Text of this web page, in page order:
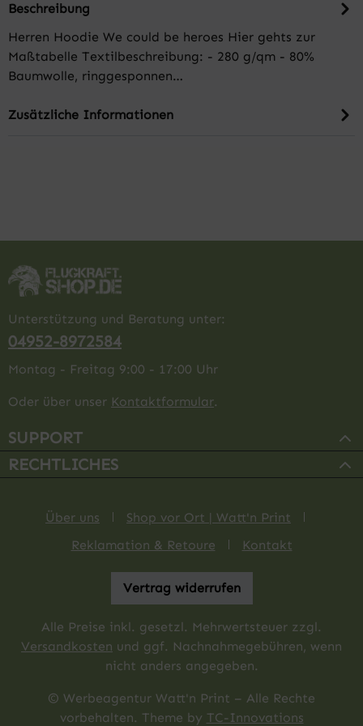
Beschreibung
Herren Hoodie We could be heroes Hier gehts zur
Maßtabelle Textilbeschreibung: - 280 g/qm - 80%
Baumwolle, ringgesponnen…
Zusätzliche Informationen
Unterstützung und Beratung unter:
04952-8972584
Montag - Freitag 9:00 - 17:00 Uhr
Oder über unser Kontaktformular.
SUPPORT
RECHTLICHES
Über uns
Shop vor Ort | Watt'n Print
Reklamation & Retoure
Kontakt
Vertrag widerrufen
Alle Preise inkl. gesetzl. Mehrwertsteuer zzgl.
Versandkosten und ggf. Nachnahmegebühren, wenn
nicht anders angegeben.
© Werbeagentur Watt'n Print – Alle Rechte
vorbehalten. Theme by TC-Innovations